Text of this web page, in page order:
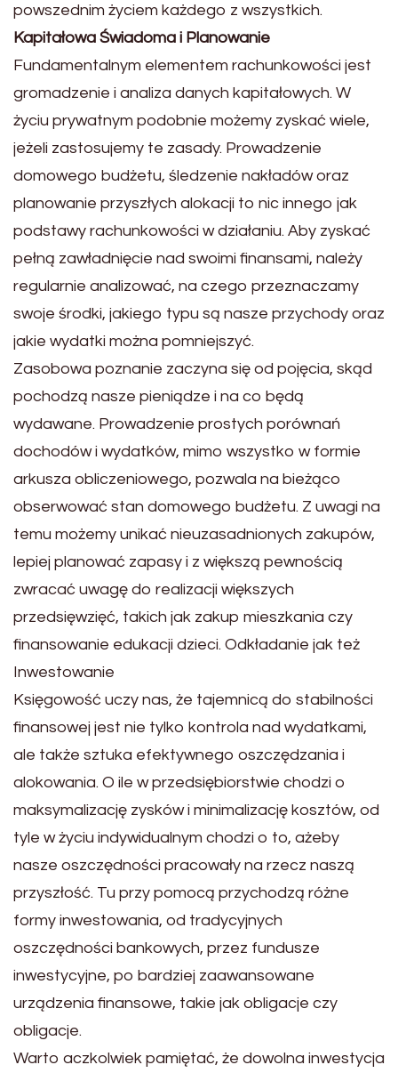
powszednim życiem każdego z wszystkich.
Kapitałowa Świadoma i Planowanie
Fundamentalnym elementem rachunkowości jest
gromadzenie i analiza danych kapitałowych. W
życiu prywatnym podobnie możemy zyskać wiele,
jeżeli zastosujemy te zasady. Prowadzenie
domowego budżetu, śledzenie nakładów oraz
planowanie przyszłych alokacji to nic innego jak
podstawy rachunkowości w działaniu. Aby zyskać
pełną zawładnięcie nad swoimi finansami, należy
regularnie analizować, na czego przeznaczamy
swoje środki, jakiego typu są nasze przychody oraz
jakie wydatki można pomniejszyć.
Zasobowa poznanie zaczyna się od pojęcia, skąd
pochodzą nasze pieniądze i na co będą
wydawane. Prowadzenie prostych porównań
dochodów i wydatków, mimo wszystko w formie
arkusza obliczeniowego, pozwala na bieżąco
obserwować stan domowego budżetu. Z uwagi na
temu możemy unikać nieuzasadnionych zakupów,
lepiej planować zapasy i z większą pewnością
zwracać uwagę do realizacji większych
przedsięwzięć, takich jak zakup mieszkania czy
finansowanie edukacji dzieci. Odkładanie jak też
Inwestowanie
Księgowość uczy nas, że tajemnicą do stabilności
finansowej jest nie tylko kontrola nad wydatkami,
ale także sztuka efektywnego oszczędzania i
alokowania. O ile w przedsiębiorstwie chodzi o
maksymalizację zysków i minimalizację kosztów, od
tyle w życiu indywidualnym chodzi o to, ażeby
nasze oszczędności pracowały na rzecz naszą
przyszłość. Tu przy pomocą przychodzą różne
formy inwestowania, od tradycyjnych
oszczędności bankowych, przez fundusze
inwestycyjne, po bardziej zaawansowane
urządzenia finansowe, takie jak obligacje czy
obligacje.
Warto aczkolwiek pamiętać, że dowolna inwestycja